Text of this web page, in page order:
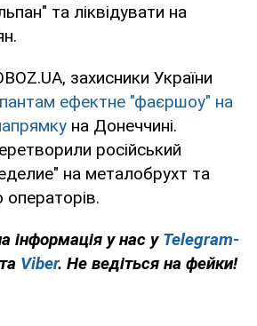
та ліквідувати на
захисники України
ефектне "фаєршоу" на
на Донеччині.
російський
на металобрухт та
операторів.
інформація у нас у Telegram-
Viber. Не ведіться на фейки!